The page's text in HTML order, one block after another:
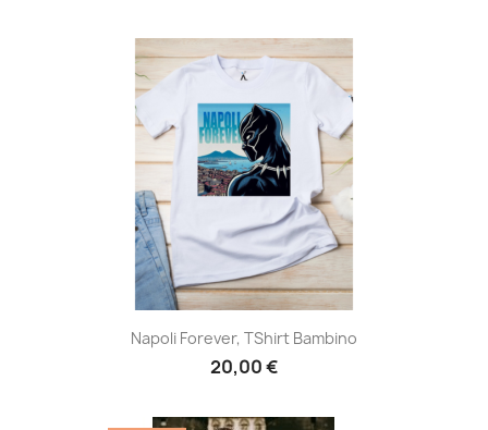
Napoli Forever, TShirt Bambino
20,00 €